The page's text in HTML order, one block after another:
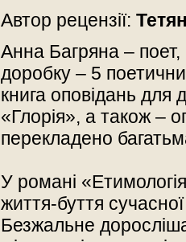
Автор рецензії:
Анна Багряна – поет,
доробку – 5
книга оповідань для
«Глорія», а також –
перекладено
У романі
життя-буття
Безжальне